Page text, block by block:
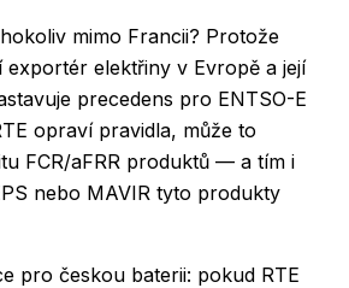
mimo Francii? Protože
exportér elektřiny v Evropě a její
precedens pro ENTSO-E
opraví pravidla, může to
FCR/aFRR produktů — a tím i
nebo MAVIR tyto produkty
pro českou baterii: pokud RTE